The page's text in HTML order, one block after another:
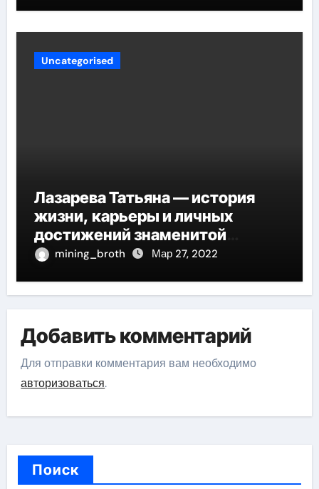
Uncategorised
Лазарева Татьяна — история
жизни, карьеры и личных
достижений знаменитой
актрисы, восходящей на олимп
mining_broth Мар 27, 2022
Добавить комментарий
Для отправки комментария вам необходимо
авторизоваться.
Поиск